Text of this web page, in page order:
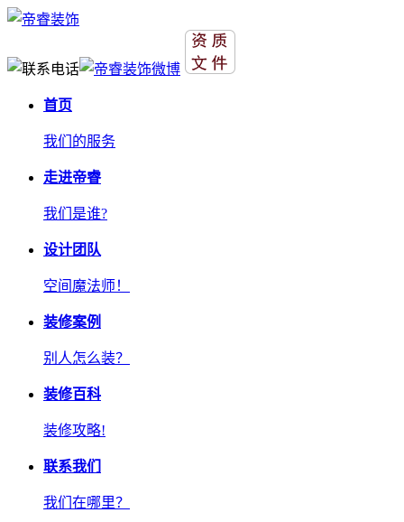
首页
我们的服务
走进帝睿
我们是谁?
设计团队
空间魔法师！
装修案例
别人怎么装？
装修百科
装修攻略!
联系我们
我们在哪里？